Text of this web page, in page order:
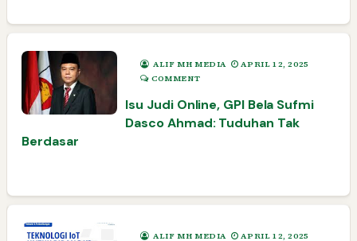
ALIF MH MEDIA
APRIL 12, 2025
COMMENT
Isu Judi Online, GPI Bela Sufmi
Dasco Ahmad: Tuduhan Tak
Berdasar
ALIF MH MEDIA
APRIL 12, 2025